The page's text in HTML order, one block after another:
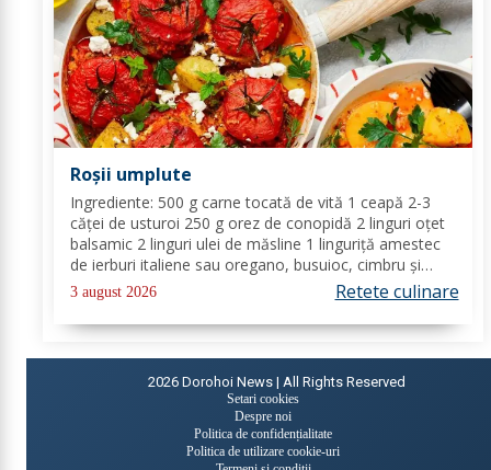
Roșii umplute
Ingrediente: 500 g carne tocată de vită 1 ceapă 2-3
căței de usturoi 250 g orez de conopidă 2 linguri oțet
balsamic 2 linguri ulei de măsline 1 linguriță amestec
de ierburi italiene sau oregano, busuioc, cimbru și
rozmarin uscate sare de mare piper negru Mod de
preparare: Se încălzește cuptorul la...
3 august 2026 Retete culinare
2026 Dorohoi News | All Rights Reserved
Setari cookies
Despre noi
Politica de confidențialitate
Politica de utilizare cookie-uri